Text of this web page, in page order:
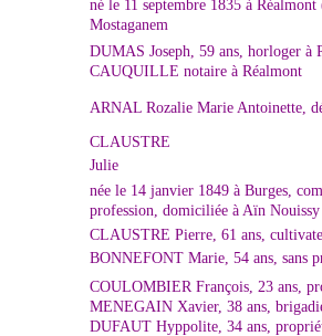
né le 11 septembre 1835 à
Mostaganem
DUMAS Joseph, 59 ans, horloger à
CAUQUILLE notaire à Réalmont
ARNAL Rozalie Marie Antoinette,
CLAUSTRE
Julie
née le 14 janvier 1849 à Burges,
profession, domiciliée à Aïn Nouissy
CLAUSTRE Pierre, 61 ans,
BONNEFONT Marie, 54 ans, sans
COULOMBIER François, 23 ans,
MENEGAIN Xavier, 38 ans,
DUFAUT Hyppolite, 34 ans,